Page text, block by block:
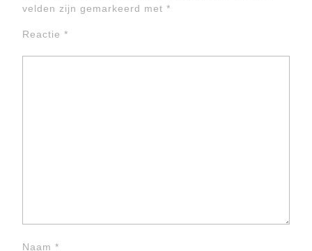
velden zijn gemarkeerd met *
Reactie *
Naam *